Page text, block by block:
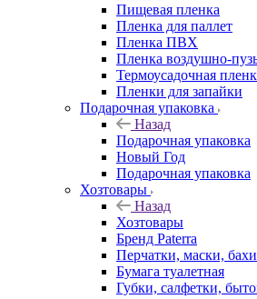
Пищевая пленка
Пленка для паллет
Пленка ПВХ
Пленка воздушно-
Термоусадочная
Пленки для запайки
Подарочная упаковка
Назад
Подарочная упаковка
Новый Год
Подарочная упаковка
Хозтовары
Назад
Хозтовары
Бренд Paterra
Перчатки, маски,
Бумага туалетная
Губки, салфетки,